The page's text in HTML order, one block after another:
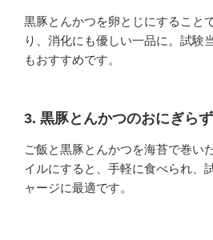
黒豚とんかつを卵とじにすること
り、消化にも優しい一品に。試験
もおすすめです。
3. 黒豚とんかつのおにぎらず
ご飯と黒豚とんかつを海苔で巻い
イルにすると、手軽に食べられ、
ャージに最適です。